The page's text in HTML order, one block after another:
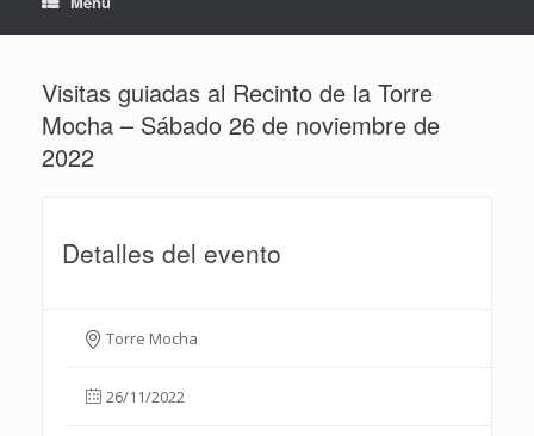
Visitas guiadas al Recinto de la Torre
Mocha – Sábado 26 de noviembre de
2022
Detalles del evento
Torre Mocha
26/11/2022